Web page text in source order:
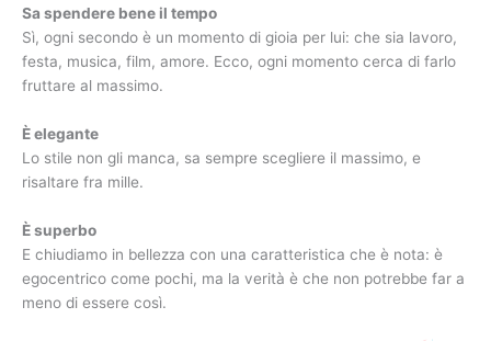
Sa spendere bene il tempo
Sì, ogni secondo è un momento di gioia per lui: che sia lavoro,
festa, musica, film, amore. Ecco, ogni momento cerca di farlo
fruttare al massimo.
È elegante
Lo stile non gli manca, sa sempre scegliere il massimo, e
risaltare fra mille.
È superbo
E chiudiamo in bellezza con una caratteristica che è nota: è
egocentrico come pochi, ma la verità è che non potrebbe far a
meno di essere così.